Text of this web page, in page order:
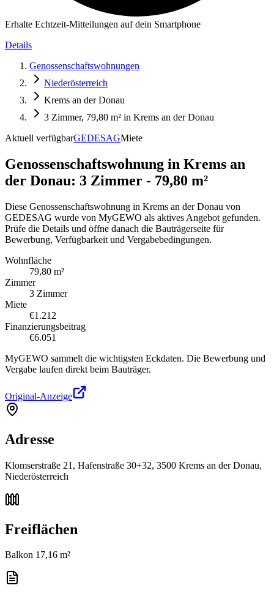
Erhalte Echtzeit-Mitteilungen auf dein Smartphone
Details
Genossenschaftswohnungen
Niederösterreich
Krems an der Donau
3 Zimmer, 79,80 m² in Krems an der Donau
Aktuell verfügbarGEDESAGMiete
Genossenschaftswohnung in Krems an
der Donau: 3 Zimmer - 79,80 m²
Diese Genossenschaftswohnung in Krems an der Donau von
GEDESAG wurde von MyGEWO als aktives Angebot gefunden.
Prüfe die Details und öffne danach die Bauträgerseite für
Bewerbung, Verfügbarkeit und Vergabebedingungen.
Wohnfläche
79,80 m²
Zimmer
3 Zimmer
Miete
€1.212
Finanzierungsbeitrag
€6.051
MyGEWO sammelt die wichtigsten Eckdaten. Die Bewerbung und
Vergabe laufen direkt beim Bauträger.
Original-Anzeige
Adresse
Klomserstraße 21, Hafenstraße 30+32, 3500 Krems an der Donau,
Niederösterreich
Freiflächen
Balkon 17,16 m²